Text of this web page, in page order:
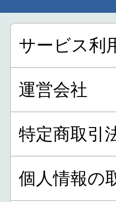
サービス利
運営会社
特定商取引
個人情報の